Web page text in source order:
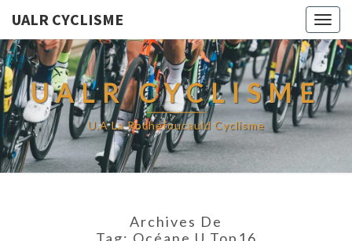
UALR CYCLISME
UALR CYCLISME
U.A La Rochefoucauld Cyclisme
Archives De